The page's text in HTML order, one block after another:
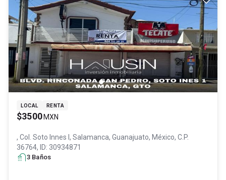
LOCAL RENTA
$3500 MXN
, Col. Soto Innes I, Salamanca, Guanajuato, México, C.P.
36764, ID: 30934871
3 Baños